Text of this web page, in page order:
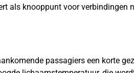
als knooppunt voor verbindingen
passagiers een korte